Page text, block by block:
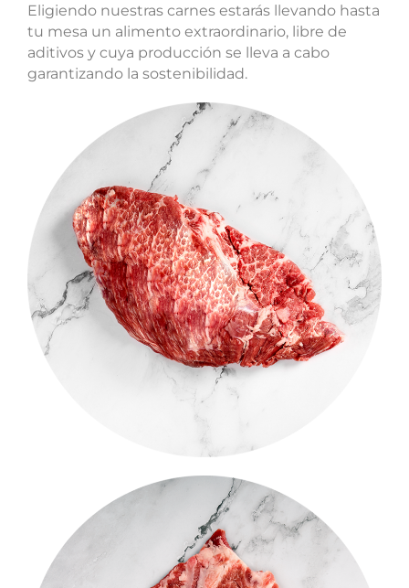
Eligiendo nuestras carnes estarás llevando hasta
tu mesa un alimento extraordinario, libre de
aditivos y cuya producción se lleva a cabo
garantizando la sostenibilidad.